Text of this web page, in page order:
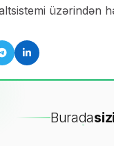
üzərindən
Burada